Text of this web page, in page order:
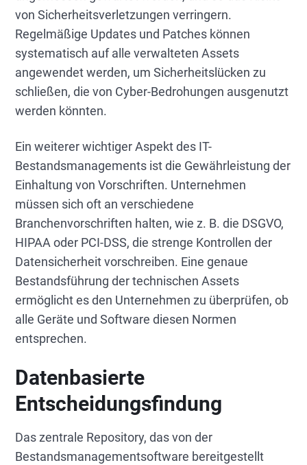
von Sicherheitsverletzungen verringern.
Regelmäßige Updates und Patches können
systematisch auf alle verwalteten Assets
angewendet werden, um Sicherheitslücken zu
schließen, die von Cyber-Bedrohungen ausgenutzt
werden könnten.
Ein weiterer wichtiger Aspekt des IT-
Bestandsmanagements ist die Gewährleistung der
Einhaltung von Vorschriften. Unternehmen
müssen sich oft an verschiedene
Branchenvorschriften halten, wie z. B. die DSGVO,
HIPAA oder PCI-DSS, die strenge Kontrollen der
Datensicherheit vorschreiben. Eine genaue
Bestandsführung der technischen Assets
ermöglicht es den Unternehmen zu überprüfen, ob
alle Geräte und Software diesen Normen
entsprechen.
Datenbasierte
Entscheidungsfindung
Das zentrale Repository, das von der
Bestandsmanagementsoftware bereitgestellt